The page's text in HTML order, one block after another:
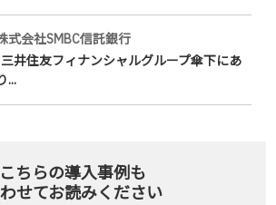
式会社SMBC信託銀行
三井住友フィナンシャルグループ傘下にあ
...
こちらの導入事例も
せてお読みください